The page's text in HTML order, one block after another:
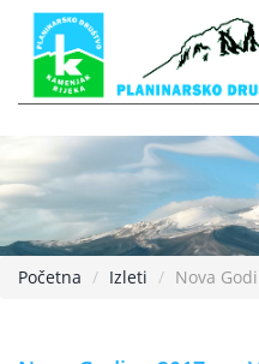
Početna Izleti Nova